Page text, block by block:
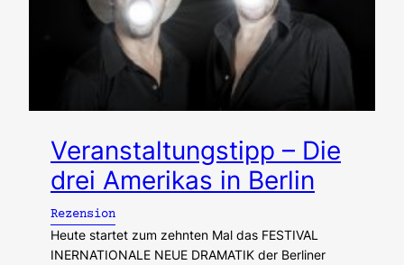
Veranstaltungstipp – Die
drei Amerikas in Berlin
Rezension
Heute startet zum zehnten Mal das FESTIVAL
INERNATIONALE NEUE DRAMATIK der Berliner